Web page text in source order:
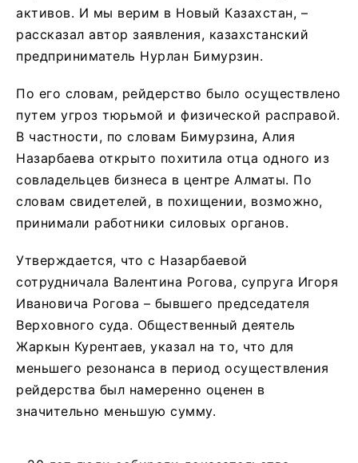
активов. И мы верим в Новый Казахстан, –
рассказал автор заявления, казахстанский
предприниматель Нурлан Бимурзин.
По его словам, рейдерство было осуществлено
путем угроз тюрьмой и физической расправой.
В частности, по словам Бимурзина, Алия
Назарбаева открыто похитила отца одного из
совладельцев бизнеса в центре Алматы. По
словам свидетелей, в похищении, возможно,
принимали работники силовых органов.
Утверждается, что с Назарбаевой
сотрудничала Валентина Рогова, супруга Игоря
Ивановича Рогова – бывшего председателя
Верховного суда. Общественный деятель
Жаркын Курентаев, указал на то, что для
меньшего резонанса в период осуществления
рейдерства был намеренно оценен в
значительно меньшую сумму.